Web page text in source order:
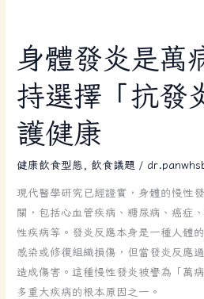
身體發炎是萬
持選擇「抗發
護健康
健康飲食型態 ,飲食議題 /
現代醫學研究已經證實，身體的慢性
關，包括心血管疾病、糖尿病、癌症
性疾病等。發炎反應本身是一種人體
感染或修復組織損傷，但當發炎反應
造成傷害。這種慢性發炎被譽為「萬
多重大疾病的根本原因之一。
身
體
發
炎
是
萬
病
之
源：
堅
持
選
擇